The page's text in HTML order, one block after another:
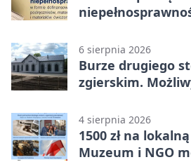
6 sierpnia 2026
Burze drugiego
zgierskim.
4 sierpnia 2026
1500 zł na
Muzeum i NGO